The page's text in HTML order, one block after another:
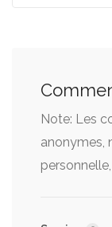
Note: Les
anonymes,